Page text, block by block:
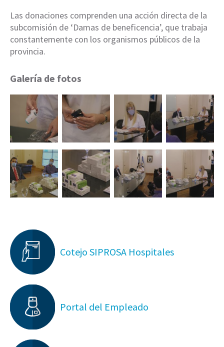
Las donaciones comprenden una acción directa de la
subcomisión de ‘Damas de beneficencia’, que trabaja
constantemente con los organismos públicos de la
provincia.
Galería de fotos
Cotejo SIPROSA Hospitales
Portal del Empleado